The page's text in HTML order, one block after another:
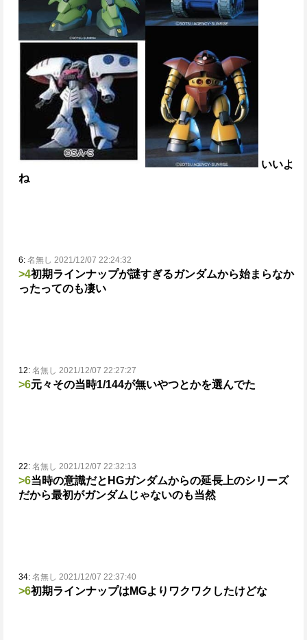
いいよ
ね
6: 名無し 2021/12/07 22:24:32
>4初期ラインナップが謎すぎるガンダムから始まらなか
ったってのも凄い
12: 名無し 2021/12/07 22:27:27
>6元々その当時1/144が無いやつとかを選んでた
22: 名無し 2021/12/07 22:32:13
>6当時の意識だとHGガンダムからの延長上のシリーズ
だから最初がガンダムじゃないのも当然
34: 名無し 2021/12/07 22:37:40
>6初期ラインナップはMGよりワクワクしたけどな